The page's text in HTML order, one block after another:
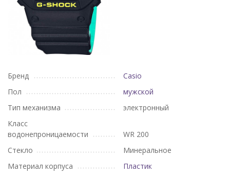
Бренд
Casio
Пол
мужской
Тип механизма
электронный
Класс
водонепроницаемости
WR 200
Стекло
Минеральное
Материал корпуса
Пластик